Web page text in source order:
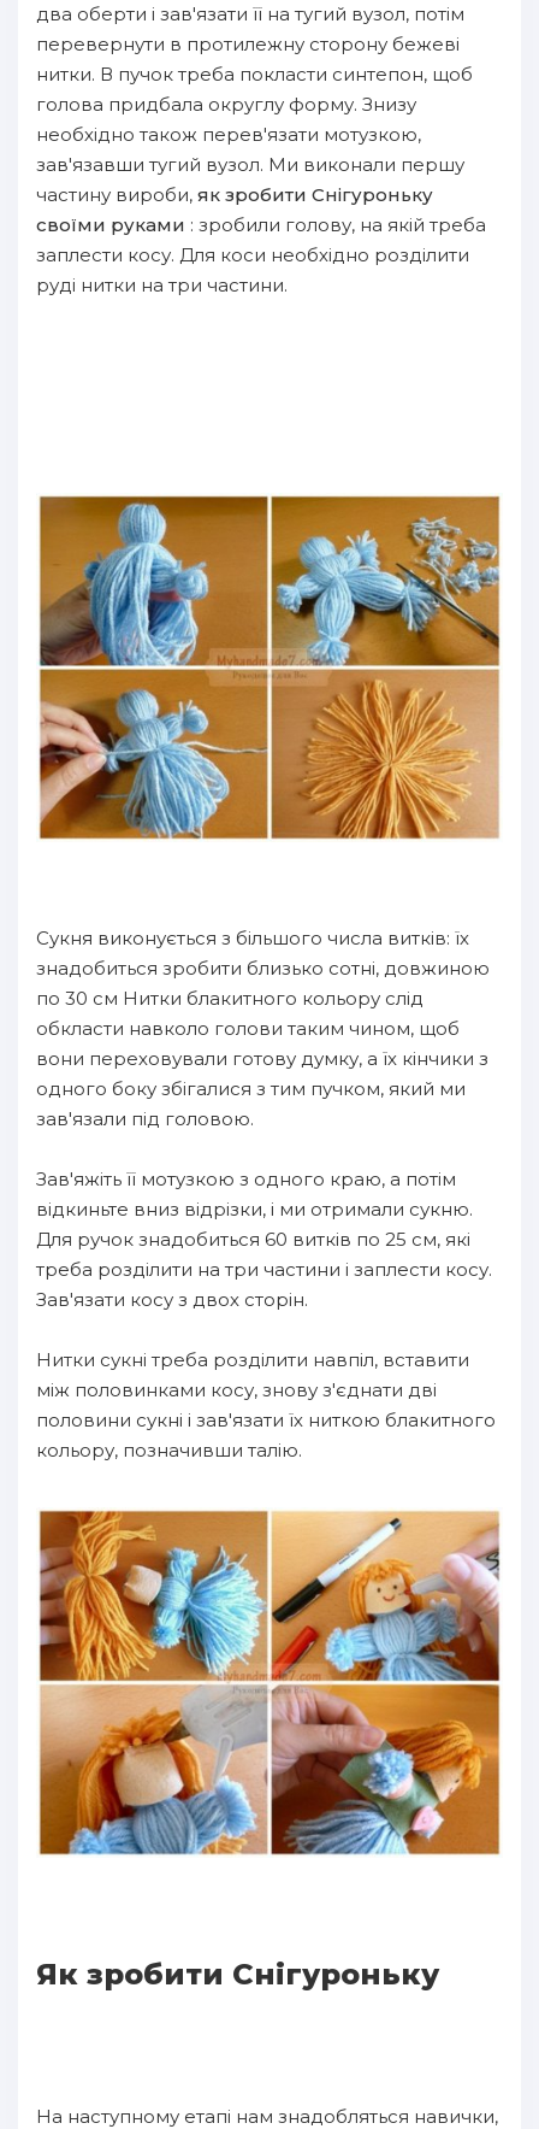
два оберти і зав'язати її на тугий вузол, потім
перевернути в протилежну сторону бежеві
нитки. В пучок треба покласти синтепон, щоб
голова придбала округлу форму. Знизу
необхідно також перев'язати мотузкою,
зав'язавши тугий вузол. Ми виконали першу
частину вироби, як зробити Снігуроньку
своїми руками : зробили голову, на якій треба
заплести косу. Для коси необхідно розділити
руді нитки на три частини.
Сукня виконується з більшого числа витків: їх
знадобиться зробити близько сотні, довжиною
по 30 см Нитки блакитного кольору слід
обкласти навколо голови таким чином, щоб
вони переховували готову думку, а їх кінчики з
одного боку збігалися з тим пучком, який ми
зав'язали під головою.
Зав'яжіть її мотузкою з одного краю, а потім
відкиньте вниз відрізки, і ми отримали сукню.
Для ручок знадобиться 60 витків по 25 см, які
треба розділити на три частини і заплести косу.
Зав'язати косу з двох сторін.
Нитки сукні треба розділити навпіл, вставити
між половинками косу, знову з'єднати дві
половини сукні і зав'язати їх ниткою блакитного
кольору, позначивши талію.
Як зробити Снігуроньку
На наступному етапі нам знадобляться навички,